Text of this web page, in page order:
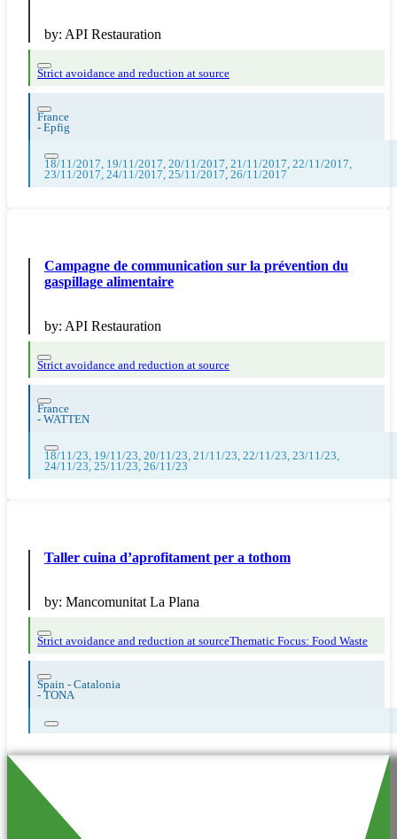
by: API Restauration
Strict avoidance and reduction at source
France
- Epfig
18/11/2017, 19/11/2017, 20/11/2017, 21/11/2017, 22/11/2017,
23/11/2017, 24/11/2017, 25/11/2017, 26/11/2017
Campagne de communication sur la prévention du
gaspillage alimentaire
by: API Restauration
Strict avoidance and reduction at source
France
- WATTEN
18/11/23, 19/11/23, 20/11/23, 21/11/23, 22/11/23, 23/11/23,
24/11/23, 25/11/23, 26/11/23
Taller cuina d’aprofitament per a tothom
by: Mancomunitat La Plana
Strict avoidance and reduction at sourceThematic Focus: Food Waste
Spain - Catalonia
- TONA